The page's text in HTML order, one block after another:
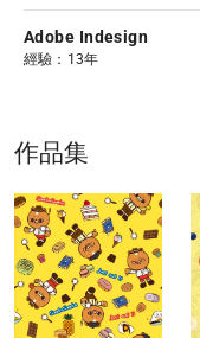
Adobe Indesign
經驗：13年
作品集